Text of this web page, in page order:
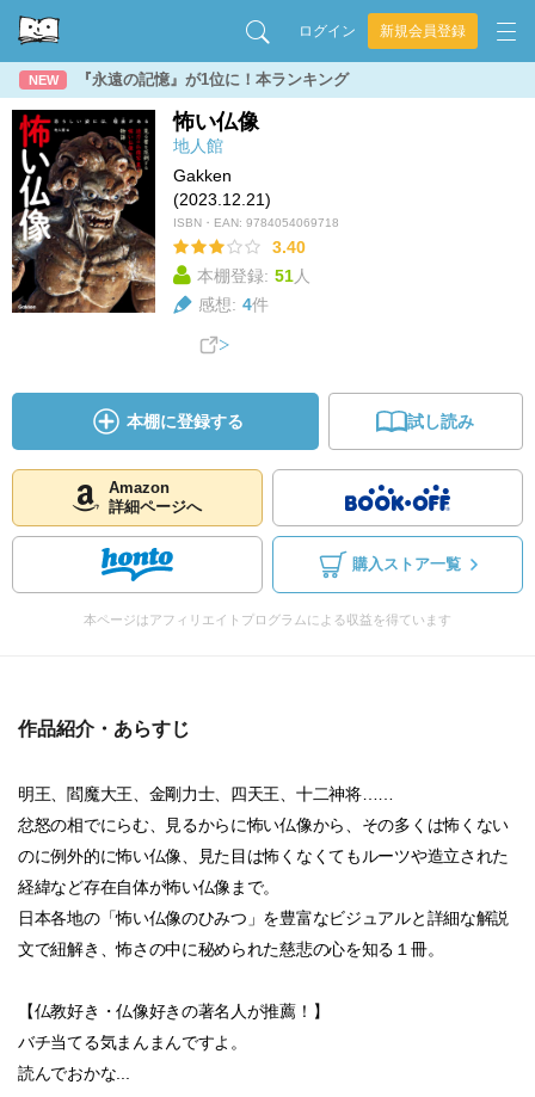
ログイン 新規会員登録
NEW 『永遠の記憶』が1位に！本ランキング
怖い仏像
地人館
Gakken
(2023.12.21)
ISBN・EAN: 9784054069718
3.40
本棚登録: 51人
感想: 4件
本棚に登録する 試し読み
Amazon
詳細ページへ
購入ストア一覧
本ページはアフィリエイトプログラムによる収益を得ています
作品紹介・あらすじ
明王、閻魔大王、金剛力士、四天王、十二神将……
忿怒の相でにらむ、見るからに怖い仏像から、その多くは怖くない
のに例外的に怖い仏像、見た目は怖くなくてもルーツや造立された
経緯など存在自体が怖い仏像まで。
日本各地の「怖い仏像のひみつ」を豊富なビジュアルと詳細な解説
文で紐解き、怖さの中に秘められた慈悲の心を知る１冊。
【仏教好き・仏像好きの著名人が推薦！】
バチ当てる気まんまんですよ。
読んでおかな...